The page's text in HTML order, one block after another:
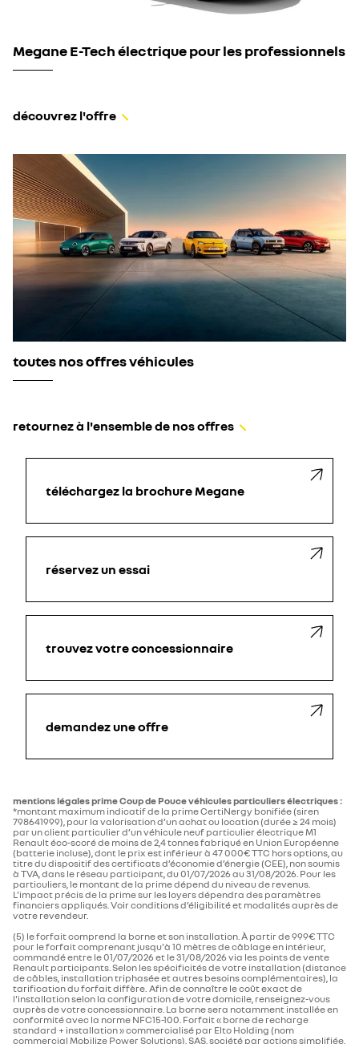
Megane E-Tech électrique pour les professionnels
découvrez l'offre
toutes nos offres véhicules
retournez à l'ensemble de nos offres
téléchargez la brochure Megane
réservez un essai
trouvez votre concessionnaire
demandez une offre
mentions légales prime Coup de Pouce véhicules particuliers électriques :
*montant maximum indicatif de la prime CertiNergy bonifiée (siren
798641999), pour la valorisation d’un achat ou location (durée ≥ 24 mois)
par un client particulier d’un véhicule neuf particulier électrique M1
Renault éco-scoré de moins de 2,4 tonnes fabriqué en Union Européenne
(batterie incluse), dont le prix est inférieur à 47 000€ TTC hors options, au
titre du dispositif des certificats d’économie d’énergie (CEE), non soumis
à TVA, dans le réseau participant, du 01/07/2026 au 31/08/2026. Pour les
particuliers, le montant de la prime dépend du niveau de revenus.
L'impact précis de la prime sur les loyers dépendra des paramètres
financiers appliqués. Voir conditions d’éligibilité et modalités auprès de
votre revendeur.
(5) le forfait comprend la borne et son installation. À partir de 999€ TTC
pour le forfait comprenant jusqu'à 10 mètres de câblage en intérieur,
commandé entre le 01/07/2026 et le 31/08/2026 via les points de vente
Renault participants. Selon les spécificités de votre installation (distance
de câbles, installation triphasée et autres besoins complémentaires), la
tarification du forfait diffère. Afin de connaître le coût exact de
l'installation selon la configuration de votre domicile, renseignez-vous
auprès de votre concessionnaire. La borne sera notamment installée en
conformité avec la norme NFC15-100. Forfait « borne de recharge
standard + installation » commercialisé par Elto Holding (nom
commercial Mobilize Power Solutions), SAS, société par actions simplifiée,